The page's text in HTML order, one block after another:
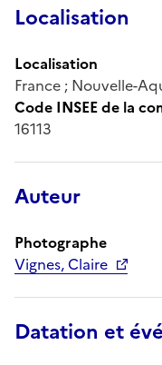
Localisation
Localisation
France ; Nouvelle-
Code INSEE de la
16113
Auteur
Photographe
Vignes, Claire
Datation et